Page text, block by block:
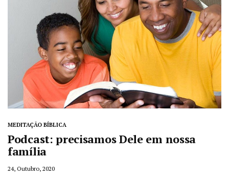
MEDITAÇÃO BÍBLICA
Podcast: precisamos Dele em nossa
família
24, Outubro, 2020